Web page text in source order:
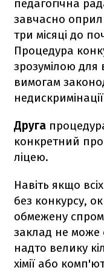
педагогічна
завчасно
три місяці до
Процедура
зрозумілою для
вимогам
Друга
конкретний
ліцею.
Навіть якщо
без конкурсу,
обмежену
заклад не може
надто велику
хімії або